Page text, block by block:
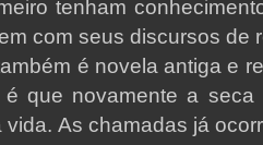
tenham
com seus discursos de
é novela antiga e
que novamente a
vida. As chamadas já